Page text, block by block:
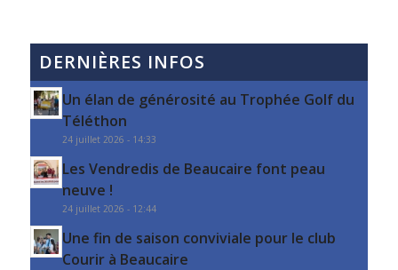
DERNIÈRES INFOS
Un élan de générosité au Trophée Golf du
Téléthon
24 juillet 2026 - 14:33
Les Vendredis de Beaucaire font peau
neuve !
24 juillet 2026 - 12:44
Une fin de saison conviviale pour le club
Courir à Beaucaire